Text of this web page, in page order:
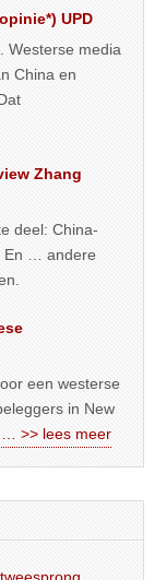
UPD
Westerse media
China en
Zhang
deel: China-
En … andere
een westerse
in New
… >> lees meer